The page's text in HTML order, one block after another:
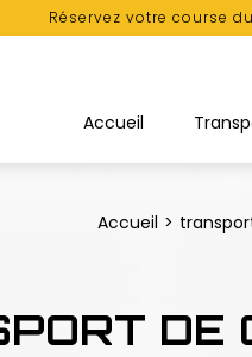
Réservez votre course
Accueil
Accueil
DE